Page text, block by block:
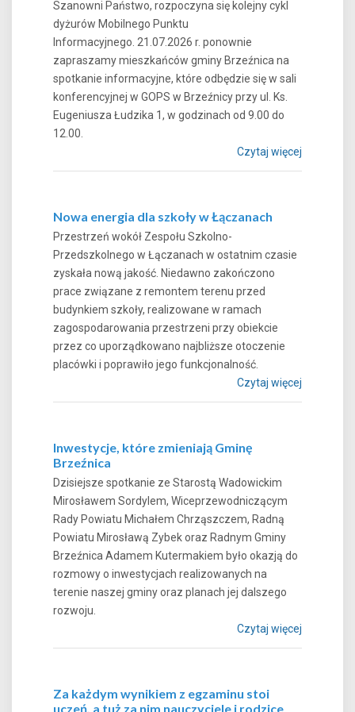
Szanowni Państwo, rozpoczyna się kolejny cykl
dyżurów Mobilnego Punktu
Informacyjnego. 21.07.2026 r. ponownie
zapraszamy mieszkańców gminy Brzeźnica na
spotkanie informacyjne, które odbędzie się w sali
konferencyjnej w GOPS w Brzeźnicy przy ul. Ks.
Eugeniusza Łudzika 1, w godzinach od 9.00 do
12.00.
Czytaj więcej
Nowa energia dla szkoły w Łączanach
Przestrzeń wokół Zespołu Szkolno-
Przedszkolnego w Łączanach w ostatnim czasie
zyskała nową jakość. Niedawno zakończono
prace związane z remontem terenu przed
budynkiem szkoły, realizowane w ramach
zagospodarowania przestrzeni przy obiekcie
przez co uporządkowano najbliższe otoczenie
placówki i poprawiło jego funkcjonalność.
Czytaj więcej
Inwestycje, które zmieniają Gminę
Brzeźnica
Dzisiejsze spotkanie ze Starostą Wadowickim
Mirosławem Sordylem, Wiceprzewodniczącym
Rady Powiatu Michałem Chrząszczem, Radną
Powiatu Mirosławą Zybek oraz Radnym Gminy
Brzeźnica Adamem Kutermakiem było okazją do
rozmowy o inwestycjach realizowanych na
terenie naszej gminy oraz planach jej dalszego
rozwoju.
Czytaj więcej
Za każdym wynikiem z egzaminu stoi
uczeń, a tuż za nim nauczyciele i rodzice